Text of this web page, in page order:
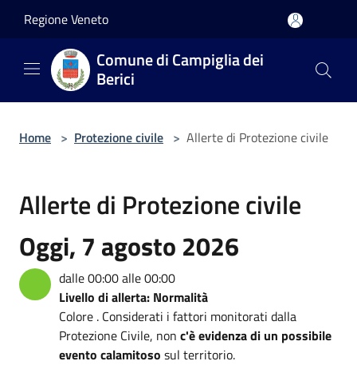
Regione Veneto
Comune di Campiglia dei
Berici
Home > Protezione civile > Allerte di Protezione civile
Allerte di Protezione civile
Oggi, 7 agosto 2026
dalle 00:00 alle 00:00
Livello di allerta: Normalità
Colore . Considerati i fattori monitorati dalla
Protezione Civile, non c'è evidenza di un possibile
evento calamitoso sul territorio.